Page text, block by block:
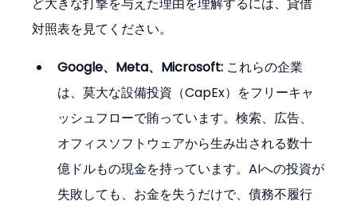
対照表を見てください。
Google、Meta、Microsoft: これらの企業
は、莫大な設備投資（CapEx）をフリーキャ
ッシュフローで賄っています。検索、広告、
オフィスソフトウェアから生み出される数十
億ドルもの現金を持っています。AIへの投資が
失敗しても、お金を失うだけで、債務不履行